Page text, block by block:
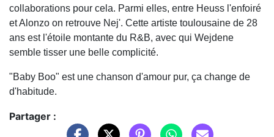
collaborations pour cela. Parmi elles, entre Heuss l'enfoiré
et Alonzo on retrouve Nej'. Cette artiste toulousaine de 28
ans est l'étoile montante du R&B, avec qui Wejdene
semble tisser une belle complicité.
"Baby Boo" est une chanson d'amour pur, ça change de
d'habitude.
Partager :